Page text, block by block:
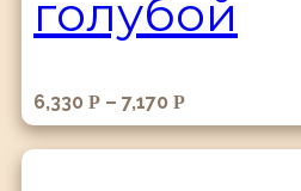
голубой
6,330 Р – 7,170 Р